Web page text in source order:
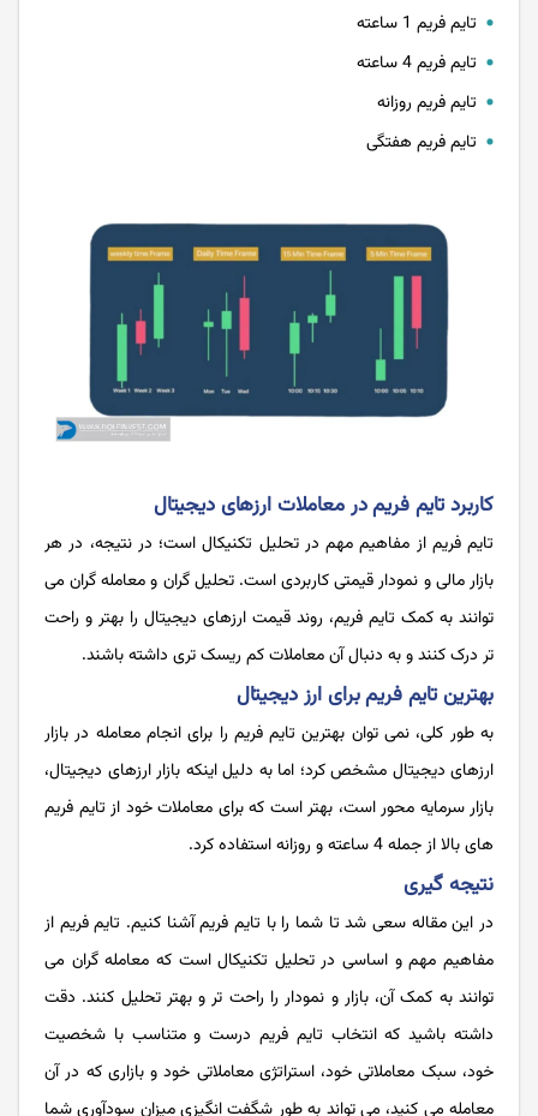
تایم فریم 1 ساعته
تایم فریم 4 ساعته
تایم فریم روزانه
تایم فریم هفتگی
کاربرد تایم فریم در معاملات ارزهای دیجیتال
تایم فریم از مفاهیم مهم در تحلیل تکنیکال است؛ در نتیجه، در هر
بازار مالی و نمودار قیمتی کاربردی است. تحلیل گران و معامله گران می
توانند به کمک تایم فریم، روند قیمت ارزهای دیجیتال را بهتر و راحت
تر درک کنند و به دنبال آن معاملات کم ریسک تری داشته باشند.
بهترین تایم فریم برای ارز دیجیتال
به طور کلی، نمی‌ توان بهترین تایم فریم را برای انجام معامله در بازار
ارزهای دیجیتال مشخص کرد؛ اما به دلیل اینکه بازار ارزهای دیجیتال،
بازار سرمایه محور است، بهتر است که برای معاملات خود از تایم فریم
های بالا از جمله 4 ساعته و روزانه استفاده کرد.
نتیجه گیری
در این مقاله سعی شد تا شما را با تایم فریم آشنا کنیم. تایم فریم از
مفاهیم مهم و اساسی در تحلیل تکنیکال است که معامله گران می
توانند به کمک آن، بازار و نمودار را راحت تر و بهتر تحلیل کنند. دقت
داشته باشید که انتخاب تایم فریم درست و متناسب با شخصیت
خود، سبک معاملاتی خود، استراتژی معاملاتی خود و بازاری که در آن
معامله می کنید، می تواند به طور شگفت انگیزی میزان سودآوری شما